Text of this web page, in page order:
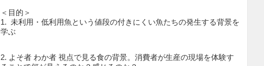
＜目的＞
1. 未利用・低利用魚という値段の付きにくい魚たちの発生する背景を
学ぶ
2. よそ者 わか者 視点で見る食の背景。消費者が生産の現場を体験す